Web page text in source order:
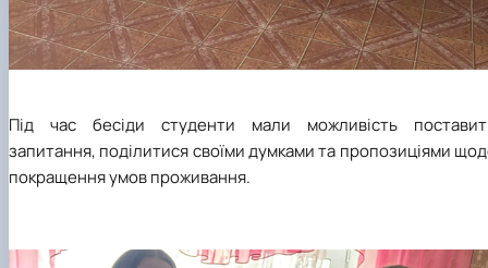
Під час бесіди студенти мали можливість
запитання, поділитися своїми думками та пропозиціями
покращення умов проживання.